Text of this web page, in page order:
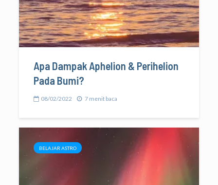
Apa Dampak Aphelion & Perihelion
Pada Bumi?
08/02/2022 7 menit baca
BELAJAR ASTRO